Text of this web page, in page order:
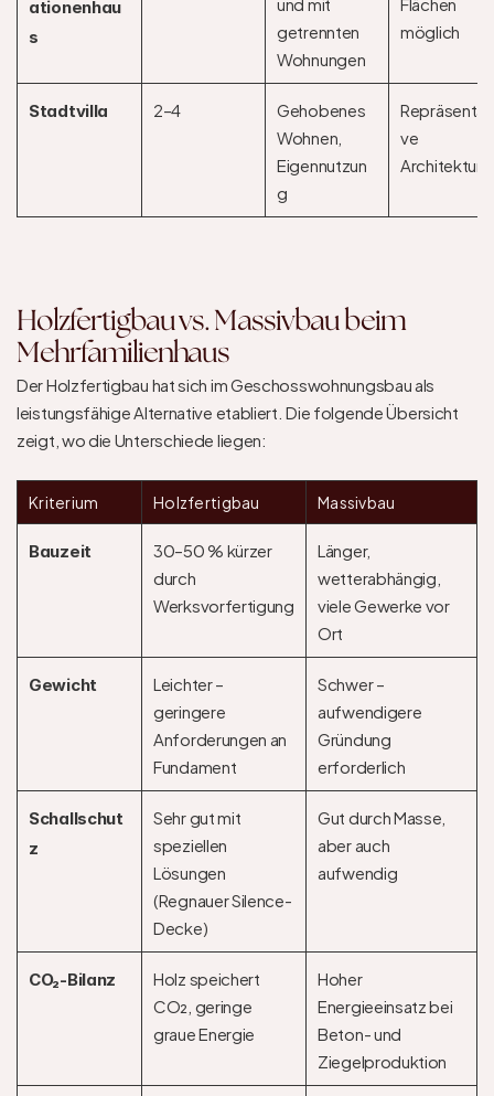
ationenhau
s
getrennten
Wohnungen
möglich
Stadtvilla 2–4
Gehobenes
Wohnen,
Eigennutzun
g
Repräsentati
ve
Architektur
Holzfertigbau vs. Massivbau beim
Mehrfamilienhaus
Der Holzfertigbau hat sich im Geschosswohnungsbau als
leistungsfähige Alternative etabliert. Die folgende Übersicht
zeigt, wo die Unterschiede liegen:
Kriterium Holzfertigbau Massivbau
Bauzeit
30–50 % kürzer
durch
Werksvorfertigung
Länger,
wetterabhängig,
viele Gewerke vor
Ort
Gewicht
Leichter –
geringere
Anforderungen an
Fundament
Schwer –
aufwendigere
Gründung
erforderlich
Schallschut
z
Sehr gut mit
speziellen
Lösungen
(Regnauer Silence-
Decke)
Gut durch Masse,
aber auch
aufwendig
CO₂-Bilanz
Holz speichert
CO₂, geringe
graue Energie
Hoher
Energieeinsatz bei
Beton- und
Ziegelproduktion